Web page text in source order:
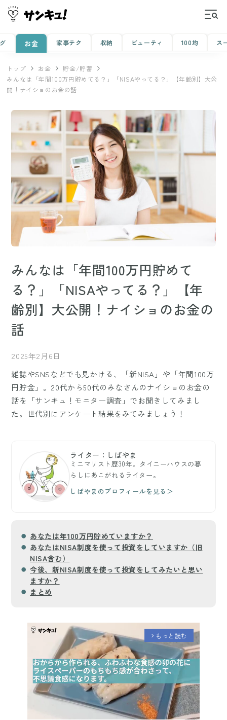
お金 家事テク 収納 ビューティ 100均 ス
トップ お金
貯金/貯蓄
みんなは「年間100万円貯めてる？」「NISAやってる？」【年齢別】大公
開！ナイショのお金の話
みんなは「年間100万円貯めて
る？」「NISAやってる？」【年
齢別】大公開！ナイショのお金の
話
2025年2月6日
雑誌やSNSなどでも見かける、「新NISA」や「年間100万
円貯金」。20代から50代のみなさんのナイショのお金の
話を「サンキュ！モニター調査」でお聞きしてみまし
た。世代別にアンケート結果をみてみましょう！
ライター：しばやま
ミニマリスト歴30年。タイニーハウスの暮
らしにあこがれるライター。
しばやまのプロフィールを見る＞
あなたは年100万円貯めていますか？
あなたはNISA制度を使って投資をしていますか（旧
NISA含む）
今後、新NISA制度を使って投資をしてみたいと思い
ますか？
まとめ
arrow_forward_ios もっと読む